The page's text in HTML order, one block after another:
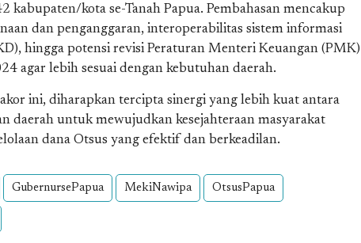
kabupaten/kota se-Tanah Papua. Pembahasan mencakup
dan penganggaran, interoperabilitas sistem informasi
hingga potensi revisi Peraturan Menteri Keuangan (PMK)
agar lebih sesuai dengan kebutuhan daerah.
ini, diharapkan tercipta sinergi yang lebih kuat antara
daerah untuk mewujudkan kesejahteraan masyarakat
dana Otsus yang efektif dan berkeadilan.
GubernursePapua MekiNawipa OtsusPapua